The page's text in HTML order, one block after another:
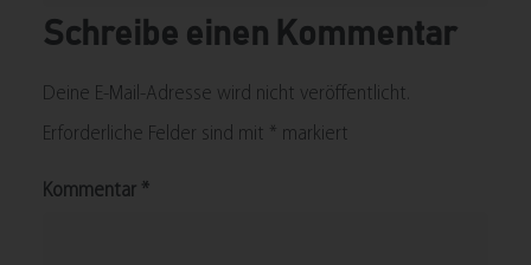
Schreibe einen Kommentar
Deine E-Mail-Adresse wird nicht veröffentlicht.
Erforderliche Felder sind mit * markiert
Kommentar *